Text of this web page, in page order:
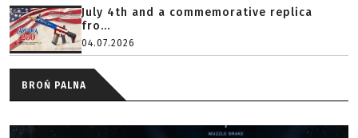
July 4th and a commemorative replica
fro...
04.07.2026
BROŃ PALNA